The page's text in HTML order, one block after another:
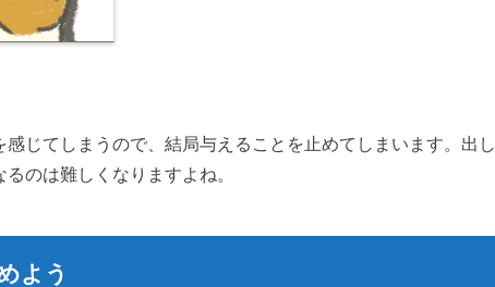
じてしまうので、結局与えることを止めてしまいます。出し
のは難しくなりますよね。
よう